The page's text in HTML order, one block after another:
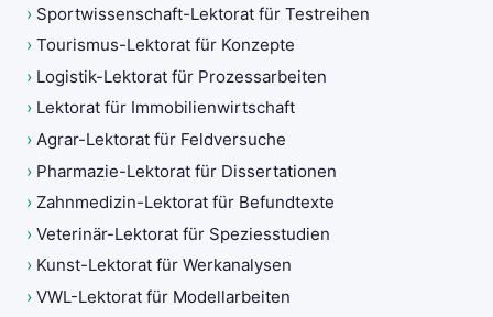
› Sportwissenschaft-Lektorat für Testreihen
› Tourismus-Lektorat für Konzepte
› Logistik-Lektorat für Prozessarbeiten
› Lektorat für Immobilienwirtschaft
› Agrar-Lektorat für Feldversuche
› Pharmazie-Lektorat für Dissertationen
› Zahnmedizin-Lektorat für Befundtexte
› Veterinär-Lektorat für Speziesstudien
› Kunst-Lektorat für Werkanalysen
› VWL-Lektorat für Modellarbeiten